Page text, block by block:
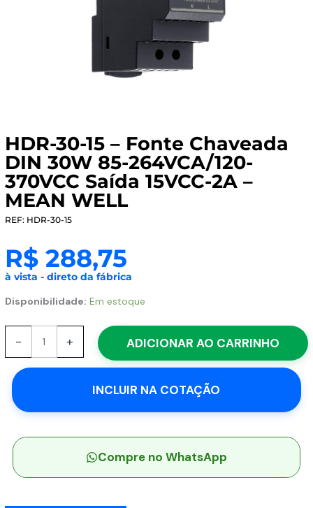
HDR-30-15 – Fonte Chaveada
DIN 30W 85-264VCA/120-
370VCC Saída 15VCC-2A –
MEAN WELL
REF: HDR-30-15
R$288,75
à vista - direto da fábrica
Disponibilidade: Em estoque
-
HDR-
Fonte
Chaveada
DIN
30W
264VCA/120-
370VCC
Saída
+ ADICIONAR AO CARRINHO
INCLUIR NA COTAÇÃO
Compre no WhatsApp